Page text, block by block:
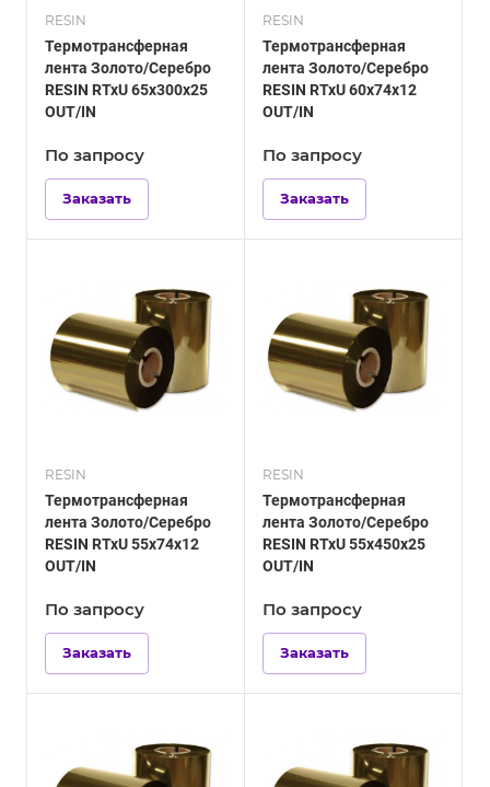
RESIN
Термотрансферная
лента Золото/Серебро
RESIN RTxU 65х300х25
OUT/IN
По запросу
Заказать
RESIN
Термотрансферная
лента Золото/Серебро
RESIN RTxU 60х74х12
OUT/IN
По запросу
Заказать
RESIN
Термотрансферная
лента Золото/Серебро
RESIN RTxU 55х74х12
OUT/IN
По запросу
Заказать
RESIN
Термотрансферная
лента Золото/Серебро
RESIN RTxU 55х450х25
OUT/IN
По запросу
Заказать